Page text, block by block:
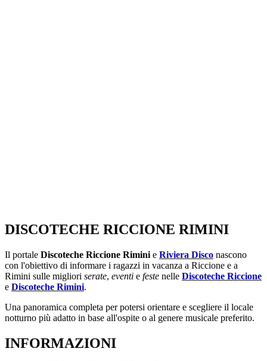
DISCOTECHE RICCIONE RIMINI
Il portale Discoteche Riccione Rimini e Riviera Disco nascono
con l'obiettivo di informare i ragazzi in vacanza a Riccione e a
Rimini sulle migliori serate, eventi e feste nelle Discoteche Riccione
e Discoteche Rimini.
Una panoramica completa per potersi orientare e scegliere il locale
notturno più adatto in base all'ospite o al genere musicale preferito.
INFORMAZIONI